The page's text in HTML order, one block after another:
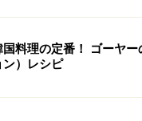
国料理の定番！ ゴーヤ
ン）レシピ